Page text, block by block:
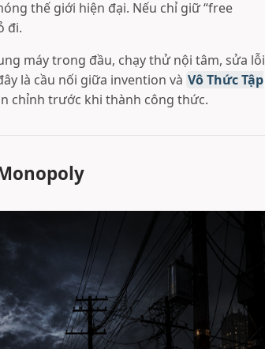
thế giới hiện đại. Nếu chỉ giữ “free
đi.
máy trong đầu, chạy thử nội tâm, sửa lỗi
là cầu nối giữa invention và Vô Thức Tập
chỉnh trước khi thành công thức.